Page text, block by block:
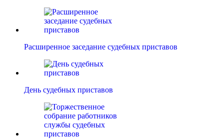
Расширенное заседание судебных приставов
День судебных приставов